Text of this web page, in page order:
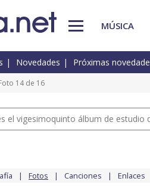
MÚSICA
Novedades Próximas
14 de 16
el vigesimoquinto álbum de estudio
Fotos Canciones Enlaces